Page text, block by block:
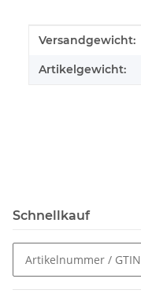
Produkteigenschaft
Wert
Versandgewicht:
Artikelgewicht:
Schnellkauf